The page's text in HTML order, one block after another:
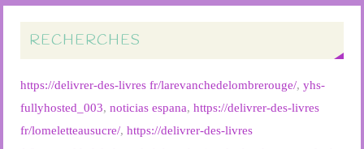
RECHERCHES
https://delivrer-des-livres fr/larevanchedelombrerouge/,yhs-
fullyhosted_003,noticias espana,https://delivrer-des-livres
fr/lomeletteausucre/,https://delivrer-des-livres